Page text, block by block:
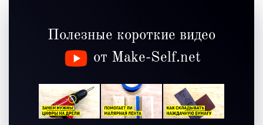
Полезные короткие видео
от Make-Self.net